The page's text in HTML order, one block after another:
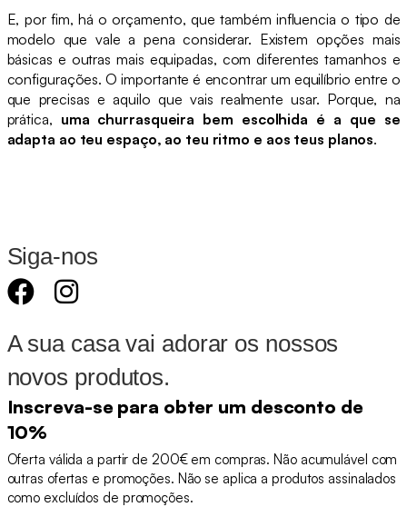
E, por fim, há o orçamento, que também influencia o tipo de
modelo que vale a pena considerar. Existem opções mais
básicas e outras mais equipadas, com diferentes tamanhos e
configurações. O importante é encontrar um equilíbrio entre o
que precisas e aquilo que vais realmente usar. Porque, na
prática, uma churrasqueira bem escolhida é a que se
adapta ao teu espaço, ao teu ritmo e aos teus planos.
Siga-nos
A sua casa vai adorar os nossos
novos produtos.
Inscreva-se para obter um desconto de
10%
Oferta válida a partir de 200€ em compras. Não acumulável com
outras ofertas e promoções. Não se aplica a produtos assinalados
como excluídos de promoções.